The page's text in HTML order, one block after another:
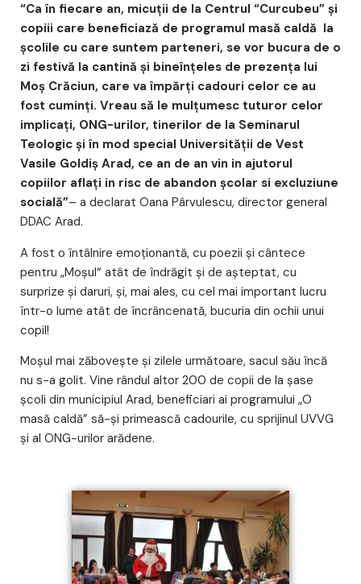
“Ca în fiecare an, micuții de la Centrul “Curcubeu” şi
copiii care beneficiază de programul masă caldă la
şcolile cu care suntem parteneri, se vor bucura de o
zi festivă la cantină şi bineînţeles de prezența lui
Moș Crăciun, care va împărți cadouri celor ce au
fost cuminți. Vreau să le mulțumesc tuturor celor
implicați, ONG-urilor, tinerilor de la Seminarul
Teologic și în mod special Universității de Vest
Vasile Goldiș Arad, ce an de an vin in ajutorul
copiilor aflați in risc de abandon școlar si excluziune
socială”– a declarat Oana Pârvulescu, director general
DDAC Arad.
A fost o întâlnire emoţionantă, cu poezii şi cântece
pentru „Moşul“ atât de îndrăgit şi de aşteptat, cu
surprize şi daruri, şi, mai ales, cu cel mai important lucru
într-o lume atât de încrâncenată, bucuria din ochii unui
copil!
Moşul mai zăboveşte şi zilele următoare, sacul său încă
nu s-a golit. Vine rândul altor 200 de copii de la șase
școli din municipiul Arad, beneficiari ai programului „O
masă caldă” să-şi primească cadourile, cu sprijinul UVVG
și al ONG-urilor arădene.